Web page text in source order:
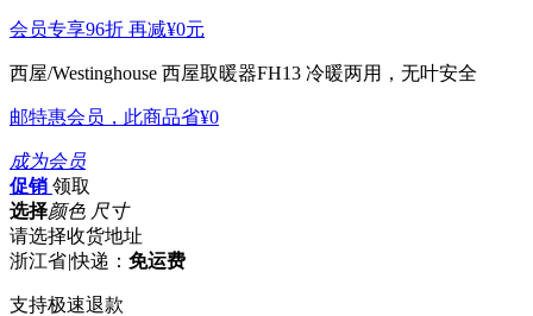
会员专享96折 再减¥0元
西屋/Westinghouse 西屋取暖器FH13 冷暖两用，无叶安全
邮特惠会员，此商品省¥0
成为会员
促销 领取
选择颜色 尺寸
请选择收货地址
浙江省|快递： 免运费
支持极速退款